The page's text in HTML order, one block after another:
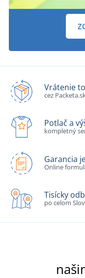
Vrátenie
cez
Potlač a
kompletný
Garancia
Online
Tisícky
po celom